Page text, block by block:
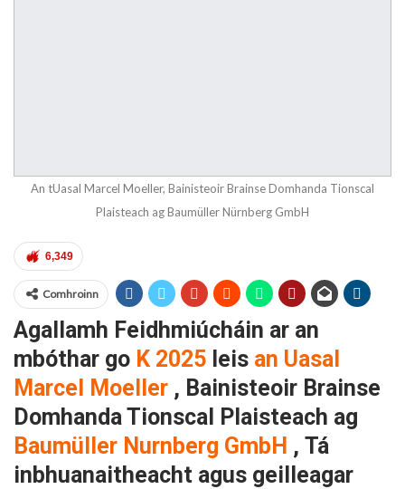
An tUasal Marcel Moeller, Bainisteoir Brainse Domhanda Tionscal
Plaisteach ag Baumüller Nürnberg GmbH
6,349
Comhroinn
Agallamh Feidhmiúcháin ar an
mbóthar go K 2025 leis an Uasal
Marcel Moeller , Bainisteoir Brainse
Domhanda Tionscal Plaisteach ag
Baumüller Nurnberg GmbH , Tá
inbhuanaitheacht agus geilleagar